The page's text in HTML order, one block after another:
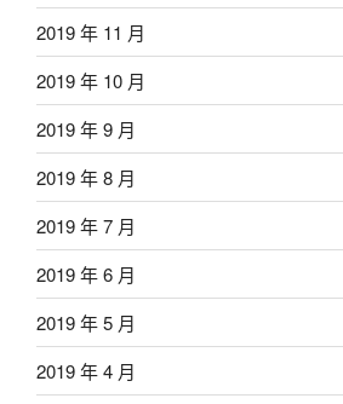
2019 年 11 月
2019 年 10 月
2019 年 9 月
2019 年 8 月
2019 年 7 月
2019 年 6 月
2019 年 5 月
2019 年 4 月